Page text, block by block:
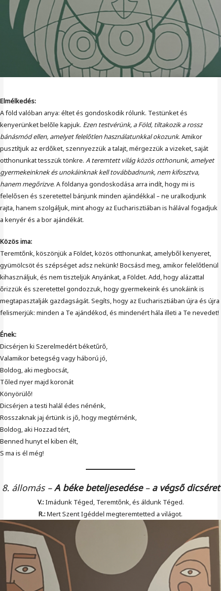
Elmélkedés:
A föld valóban anya: éltet és gondoskodik rólunk. Testünket és
kenyerünket belőle kapjuk. Ezen testvérünk, a Föld, tiltakozik a rossz
bánásmód ellen, amelyet felelőtlen használatunkkal okozunk. Amikor
pusztítjuk az erdőket, szennyezzük a talajt, mérgezzük a vizeket, saját
otthonunkat tesszük tönkre.A teremtett világ közös otthonunk, amelyet
gyermekeinknek és unokáinknak kell továbbadnunk, nem kifosztva,
hanem megőrizve. A földanya gondoskodása arra indít, hogy mi is
felelősen és szeretettel bánjunk minden ajándékkal – ne uralkodjunk
rajta, hanem szolgáljuk, mint ahogy az Eucharisztiában is hálával fogadjuk
a kenyér és a bor ajándékát.
Közös ima:
Teremtőnk, köszönjük a Földet, közös otthonunkat, amelyből kenyeret,
gyümölcsöt és szépséget adsz nekünk! Bocsásd meg, amikor felelőtlenül
kihasználjuk, és nem tiszteljük Anyánkat, a Földet. Add, hogy alázattal
őrizzük és szeretettel gondozzuk, hogy gyermekeink és unokáink is
megtapasztalják gazdagságát. Segíts, hogy az Eucharisztiában újra és újra
felismerjük: minden a Te ajándékod, és mindenért hála illeti a Te nevedet!
Ének:
Dicsérjen ki Szerelmedért béketűrő,
Valamikor betegség vagy háború jó,
Boldog, aki megbocsát,
Tőled nyer majd koronát
Könyörülő!
Dicsérjen a testi halál édes nénénk,
Rosszaknak jaj értünk is jő, hogy megtérnénk,
Boldog, aki Hozzad tért,
Benned hunyt el kiben élt,
S ma is él még!
8. állomás – A béke beteljesedése–a végső dicséret
V.:Imádunk Téged, Teremtőnk, és áldunk Téged.
R.:Mert Szent Igéddel megteremtetted a világot.